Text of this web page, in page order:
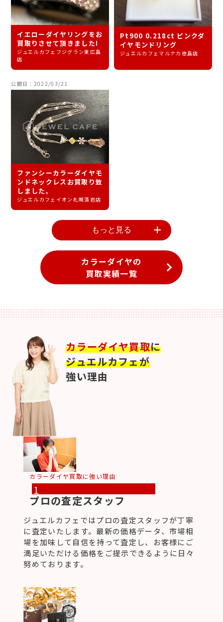
イエローダイヤリングをお
買取りさせて頂きました!
ジュエルカフェフジグラン東広島
店
Pt900 0.218ct ピンクダ
イヤモンドリング
ジュエルカフェマルナカ徳島店
公開日：2022/03/21
ファンシーカラーダイヤモ
ンドネックレスお買取り致
しました。
ジュエルカフェイオン札幌藻岩店
もっと見る
カラーダイヤの
買取実績一覧
カラーダイヤ買取に
ジュエルカフェが
強い理由
カラーダイヤ買取に強い理由
1
プロの査定スタッフ
ジュエルカフェではプロの査定スタッフが丁寧
に査定いたします。最新の価格データ、市場相
場を加味して自信を持って査定し、お客様にご
満足いただける価格をご提示できるように日々
努めております。